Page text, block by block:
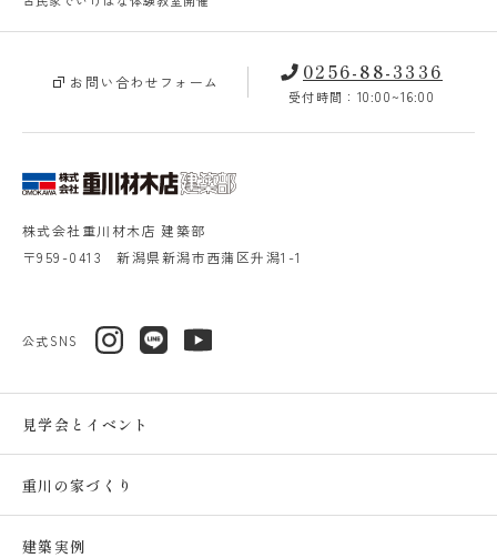
見学会とイベント
重川の家づくり
建築実例
公式SNS
株式会社重川材木店 建築部
〒959-0413 新潟県新潟市西蒲区升潟1-1
お問い合わせフォーム 0256-88-3336
受付時間：10:00~16:00